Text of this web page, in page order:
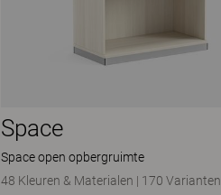
Space
Space open opbergruimte
48 Kleuren & Materialen | 170 Varianten